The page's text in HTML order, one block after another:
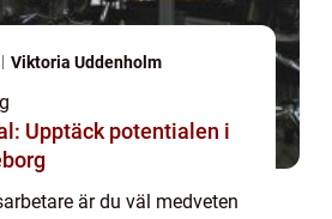
Viktoria Uddenholm
Upptäck potentialen i
är du väl medveten